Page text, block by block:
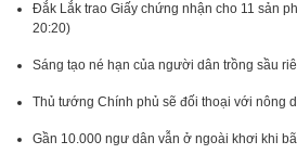
Đắk Lắk trao Giấy chứng nhận cho 11 sản
20:20)
Sáng tạo né hạn của người dân trồng sầu
Thủ tướng Chính phủ sẽ đối thoại với nông
Gần 10.000 ngư dân vẫn ở ngoài khơi khi